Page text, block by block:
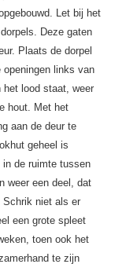
Let bij het
Deze gaten
Plaats de dorpel
links van
lood staat, weer
hout. Met het
aan de deur te
geheel is
in de ruimte tussen
weer een deel, dat
Schrik niet als er
een grote spleet
toen ook het
te zijn